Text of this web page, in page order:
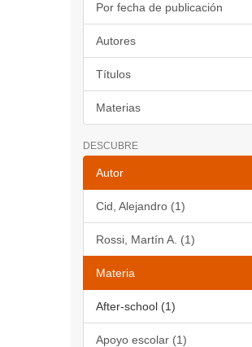
Por fecha de publicación
Autores
Títulos
Materias
DESCUBRE
Autor
Cid, Alejandro (1)
Rossi, Martín A. (1)
Materia
After-school (1)
Apoyo escolar (1)